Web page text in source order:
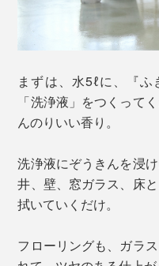
まずは、水5ℓに、『
「洗浄液」をつくって
んのりいい香り。
洗浄液にぞうきんを浸
井、壁、窓ガラス、床
拭いていくだけ。
フローリングも、ガラ